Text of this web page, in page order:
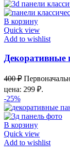
В корзину
Quick view
Add to wishlist
Декоративные
400₽
цена: 299 ₽.
-25%
В корзину
Quick view
Add to wishlist